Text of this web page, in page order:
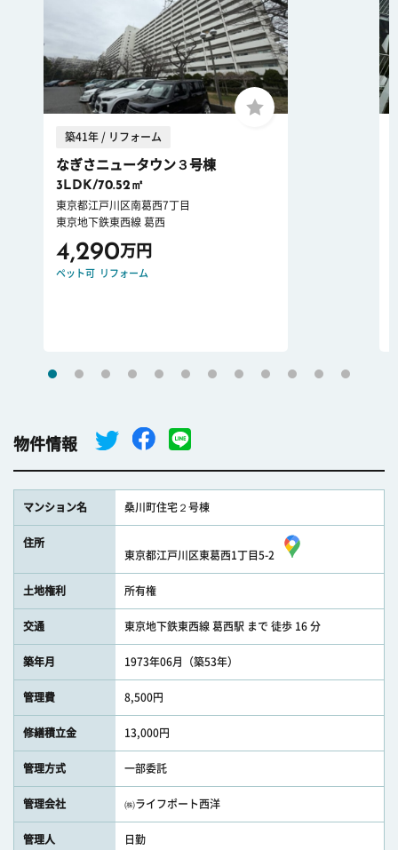
築41年 / リフォーム
なぎさニュータウン３号棟
3LDK/70.52㎡
東京都江戸川区南葛西7丁目
東京地下鉄東西線 葛西
4,290万円
ペット可 リフォーム
物件情報
マンション名 桑川町住宅２号棟
住所
東京都江戸川区東葛西1丁目5-2
土地権利 所有権
交通 東京地下鉄東西線 葛西駅 まで 徒歩 16 分
築年月 1973年06月（築53年）
管理費 8,500円
修繕積立金 13,000円
管理方式 一部委託
管理会社 ㈱ライフポート西洋
管理人 日勤